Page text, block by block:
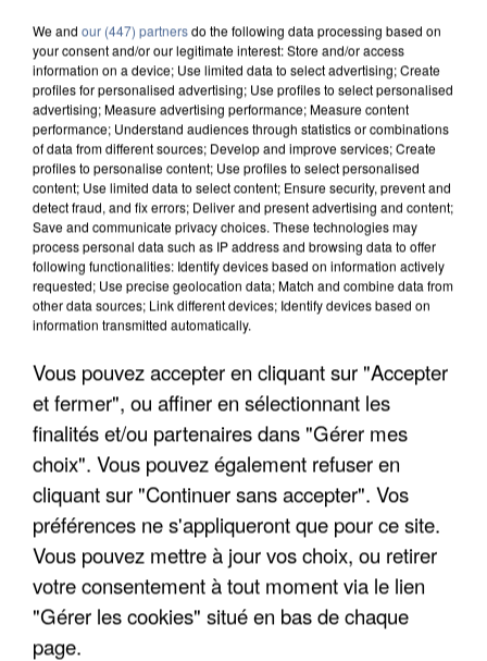
APRÈS TOUTES CES CANICULES, LES REFUGES
DE FAUNE SAUVAGE SONT...
We and our (447) partnersdo the following data processing based on
your consent and/or our legitimate interest: Store and/or access
information on a device; Use limited data to select advertising; Create
profiles for personalised advertising; Use profiles to select personalised
advertising; Measure advertising performance; Measure content
performance; Understand audiences through statistics or combinations
of data from different sources; Develop and improve services; Create
profiles to personalise content; Use profiles to select personalised
content; Use limited data to select content; Ensure security, prevent and
detect fraud, and fix errors; Deliver and present advertising and content;
Save and communicate privacy choices. These technologies may
process personal data such as IP address and browsing data to offer
following functionalities: Identify devices based on information actively
requested; Use precise geolocation data; Match and combine data from
other data sources; Link different devices; Identify devices based on
information transmitted automatically.
Vous pouvez accepter en cliquant sur "Accepter
et fermer", ou affiner en sélectionnant les
finalités et/ou partenaires dans "Gérer mes
choix". Vous pouvez également refuser en
cliquant sur "Continuer sans accepter". Vos
préférences ne s'appliqueront que pour ce site.
Vous pouvez mettre à jour vos choix, ou retirer
votre consentement à tout moment via le lien
"Gérer les cookies" situé en bas de chaque
page.